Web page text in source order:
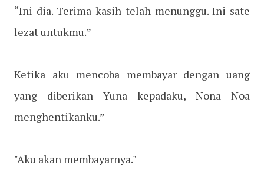
“Ini dia. Terima kasih telah menunggu. Ini sate
lezat untukmu.”
Ketika aku mencoba membayar dengan uang
yang diberikan Yuna kepadaku, Nona Noa
menghentikanku.”
"Aku akan membayarnya."